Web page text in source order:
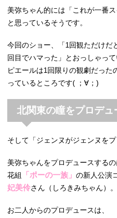
美弥ちゃん的には「これが一番
と思っているそうです。
今回のショー、「1回観ただけだ
回目でハマった」とおっしゃって
ピエールは1回限りの観劇だった
っているところです( ；∀；)
北関東の瞳をプロデュ
そして「ジェンヌがジェンヌを
美弥ちゃんをプロデュースするの
花組
「ポーの一族」 の新人公演
妃美伶さん（しろきみちゃん）。
お二人からのプロデュースは、